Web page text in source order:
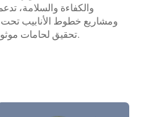
والكفاءة والسلامة،
ومشاريع خطوط الأنابيب
تحقيق لحامات موثوقة وطويلة الأمد في بيئات العمل الصعبة.